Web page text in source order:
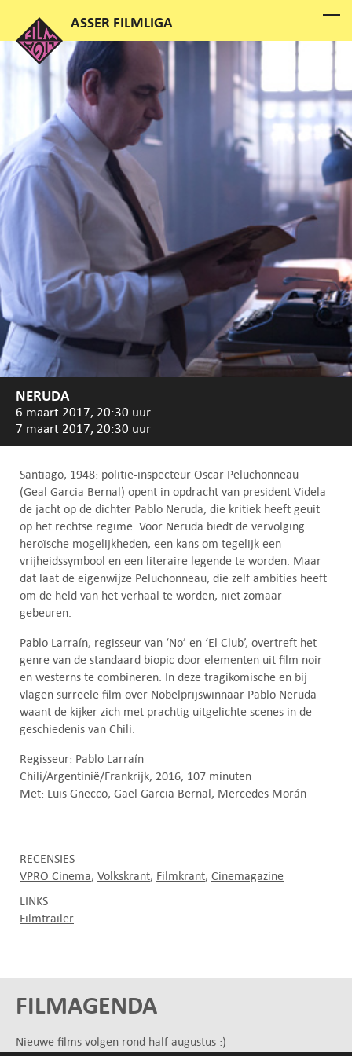
NERUDA
6 maart 2017, 20:30 uur
7 maart 2017, 20:30 uur
Santiago, 1948: politie-inspecteur Oscar Peluchonneau
(Geal Garcia Bernal) opent in opdracht van president Videla
de jacht op de dichter Pablo Neruda, die kritiek heeft geuit
op het rechtse regime. Voor Neruda biedt de vervolging
heroïsche mogelijkheden, een kans om tegelijk een
vrijheidssymbool en een literaire legende te worden. Maar
dat laat de eigenwijze Peluchonneau, die zelf ambities heeft
om de held van het verhaal te worden, niet zomaar
gebeuren.
Pablo Larraín, regisseur van ‘No’ en ‘El Club’, overtreft het
genre van de standaard biopic door elementen uit film noir
en westerns te combineren. In deze tragikomische en bij
vlagen surreële film over Nobelprijswinnaar Pablo Neruda
waant de kijker zich met prachtig uitgelichte scenes in de
geschiedenis van Chili.
Regisseur: Pablo Larraín
Chili/Argentinië/Frankrijk, 2016, 107 minuten
Met: Luis Gnecco, Gael Garcia Bernal, Mercedes Morán
RECENSIES
VPRO Cinema Volkskrant Filmkrant Cinemagazine
LINKS
Filmtrailer
FILMAGENDA
Nieuwe films volgen rond half augustus :)